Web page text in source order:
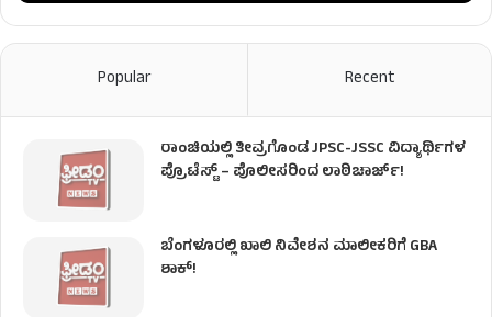
Popular Recent
ರಾಂಚಿಯಲ್ಲಿ ತೀವ್ರಗೊಂಡ JPSC-JSSC ವಿದ್ಯಾರ್ಥಿಗಳ
ಪ್ರೊಟೆಸ್ಟ್ – ಪೊಲೀಸರಿಂದ ಲಾಠಿಚಾರ್ಜ್!
ಬೆಂಗಳೂರಲ್ಲಿ ಖಾಲಿ ನಿವೇಶನ ಮಾಲೀಕರಿಗೆ GBA
ಶಾಕ್!